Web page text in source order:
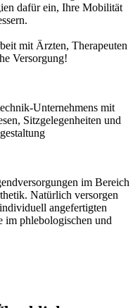
dafür ein, Ihre Mobilität
mit Ärzten, Therapeuten
Versorgung!
im Bereich
Natürlich versorgen
angefertigten
im phlebologischen und